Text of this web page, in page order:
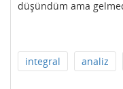
düşündüm ama
integral analiz